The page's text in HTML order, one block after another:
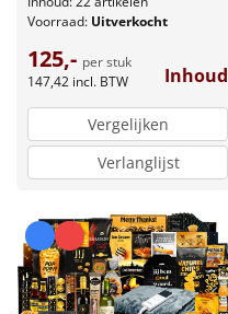
Voorraad: Uitverkocht
125,- per stuk
147,42 incl. BTW Inhoud
Vergelijken
Verlanglijst